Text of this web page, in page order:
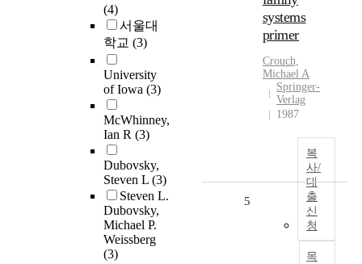
(4)
서울대
학교 (3)
University
of Iowa (3)
McWhinney,
Ian R (3)
Dubovsky,
Steven L (3)
Steven L.
Dubovsky,
Michael P.
Weissberg
(3)
systems
primer
Crouch,
Michael A
Springer-
Verlag
1987
복
사/
대
출
신
청
목
5